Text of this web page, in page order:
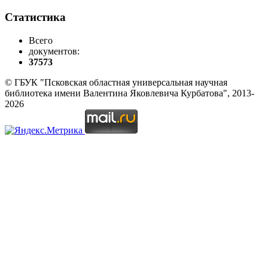
Статистика
Всего
документов:
37573
© ГБУК "Псковская областная универсальная научная
библиотека имени Валентина Яковлевича Курбатова", 2013-
2026